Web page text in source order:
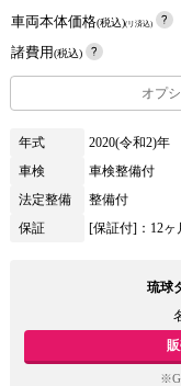
車両本体価格(税込)(リ済込)
諸費用(税込)
オプ
年式 2020(令和2)年
車検
車検整備付
法定整備
整備付
保証
[保証付]：12ヶ
琉球